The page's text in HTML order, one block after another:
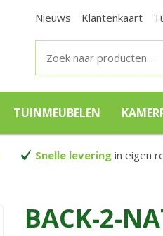
Nieuws Klantenkaart
TUINMEUBELEN
Snelle leveringin eigen
BACK-2-